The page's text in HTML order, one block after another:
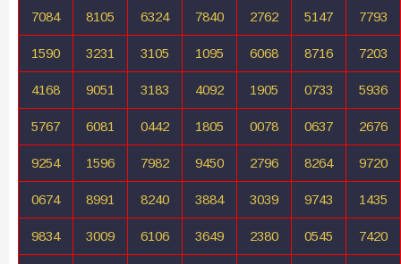
7084 8105 6324 7840 2762 5147 7793
1590 3231 3105 1095 6068 8716 7203
4168 9051 3183 4092 1905 0733 5936
5767 6081 0442 1805 0078 0637 2676
9254 1596 7982 9450 2796 8264 9720
0674 8991 8240 3884 3039 9743 1435
9834 3009 6106 3649 2380 0545 7420